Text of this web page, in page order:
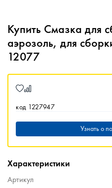
Купить Смазка для
аэрозоль, для
12077
код 1227947
Узнать о
Характеристики
Артикул